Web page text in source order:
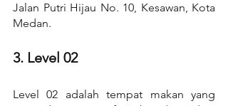
Jalan Putri Hijau No. 10, Kesawan, Kota
Medan.
3. Level 02
Level 02 adalah tempat makan yang